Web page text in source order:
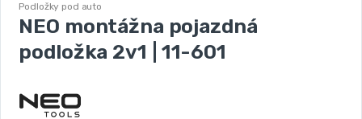
Podložky pod auto
NEO montážna pojazdná
podložka 2v1 | 11-601